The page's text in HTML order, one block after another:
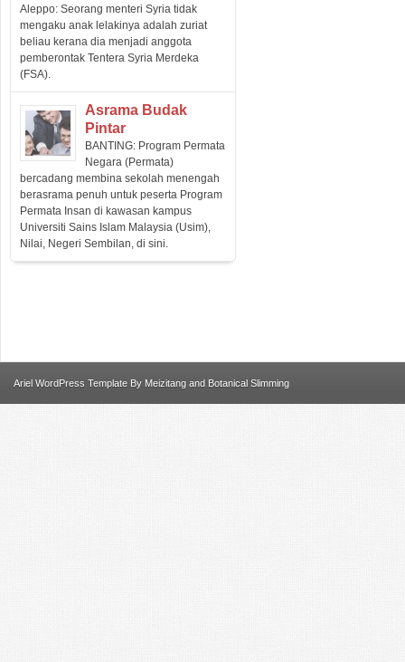
Aleppo: Seorang menteri Syria tidak
mengaku anak lelakinya adalah zuriat
beliau kerana dia menjadi anggota
pemberontak Tentera Syria Merdeka
(FSA).
Asrama Budak
Pintar
BANTING: Program Permata
Negara (Permata)
bercadang membina sekolah menengah
berasrama penuh untuk peserta Program
Permata Insan di kawasan kampus
Universiti Sains Islam Malaysia (Usim),
Nilai, Negeri Sembilan, di sini.
Ariel WordPress Template By Meizitang and Botanical Slimming